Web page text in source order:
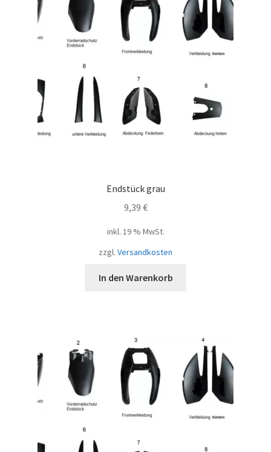
Endstück grau
9,39 €
inkl. 19 % MwSt.
zzgl. Versandkosten
In den Warenkorb